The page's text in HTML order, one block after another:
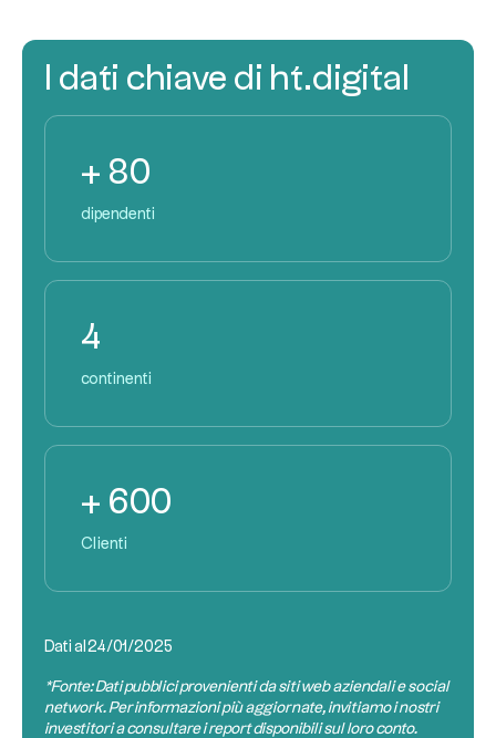
I dati chiave di ht.digital
+ 80
dipendenti
4
continenti
+ 600
Clienti
Dati al 24/01/2025
*Fonte: Dati pubblici provenienti da siti web aziendali e social
network. Per informazioni più aggiornate, invitiamo i nostri
investitori a consultare i report disponibili sul loro conto.